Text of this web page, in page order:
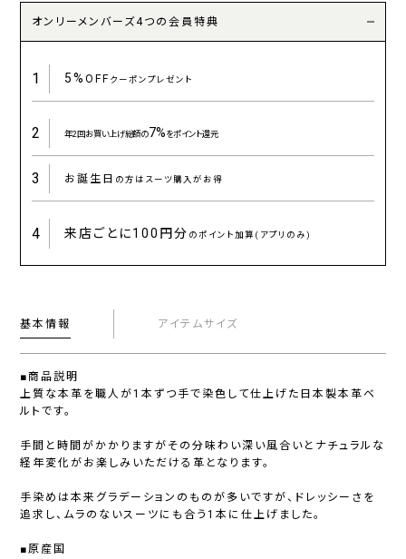
オンリーメンバーズ4つの会員特典
1 5%OFFクーポンプレゼント
2 年2回お買い上げ総額の7%をポイント還元
3 お誕生日 の方はスーツ購入がお得
4 来店ごとに100円分 のポイント加算(アプリのみ)
基本情報 アイテムサイズ
■商品説明
上質な本革を職人が1本ずつ手で染色して仕上げた日本製本革ベ
ルトです。
手間と時間がかかりますがその分味わい深い風合いとナチュラルな
経年変化がお楽しみいただける革となります。
手染めは本来グラデーションのものが多いですが、ドレッシーさを
追求し、ムラのないスーツにも合う1本に仕上げました。
■原産国